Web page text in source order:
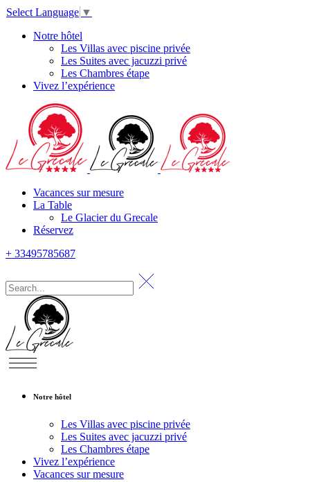
Select Language ▼
Notre hôtel
Les Villas avec piscine privée
Les Suites avec jacuzzi privé
Les Chambres étape
Vivez l’expérience
Vacances sur mesure
La Table
Le Glacier du Grecale
Réservez
+ 33495785687
Notre hôtel
Les Villas avec piscine privée
Les Suites avec jacuzzi privé
Les Chambres étape
Vivez l’expérience
Vacances sur mesure